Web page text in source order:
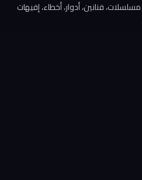
فنانين، أدوار، أخطاء، إفيهات